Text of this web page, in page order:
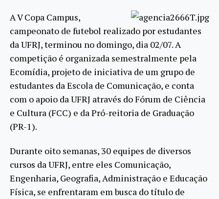
A V Copa Campus,
campeonato de futebol realizado por estudantes
da UFRJ, terminou no domingo, dia 02/07. A
competição é organizada semestralmente pela
Ecomídia, projeto de iniciativa de um grupo de
estudantes da Escola de Comunicação, e conta
com o apoio da UFRJ através do Fórum de Ciência
e Cultura (FCC) e da Pró-reitoria de Graduação
(PR-1).
Durante oito semanas, 30 equipes de diversos
cursos da UFRJ, entre eles Comunicação,
Engenharia, Geografia, Administração e Educação
Física, se enfrentaram em busca do título de